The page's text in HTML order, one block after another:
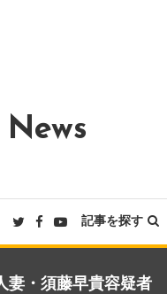
記事を探す
妻・須藤早貴容疑者